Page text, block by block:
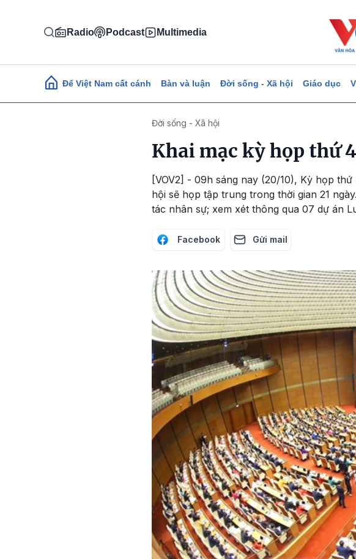
Radio Podcast Multimedia
Main navigation
Để Việt Nam cất cánh Bàn và luận Đời sống - Xã hội Giáo dục
Đời sống - Xã hội
Khai mạc kỳ họp thứ
[VOV2] - 09h sáng nay (20/10), Kỳ họp
hội sẽ họp tập trung trong thời gian 21
tác nhân sự; xem xét thông qua 07 dự án
Facebook Gửi mail